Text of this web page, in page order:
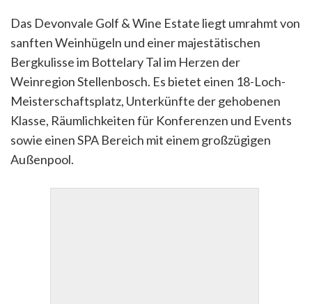
Das Devonvale Golf & Wine Estate liegt umrahmt von
sanften Weinhügeln und einer majestätischen
Bergkulisse im Bottelary Tal im Herzen der
Weinregion Stellenbosch. Es bietet einen 18-Loch-
Meisterschaftsplatz, Unterkünfte der gehobenen
Klasse, Räumlichkeiten für Konferenzen und Events
sowie einen SPA Bereich mit einem großzügigen
Außenpool.